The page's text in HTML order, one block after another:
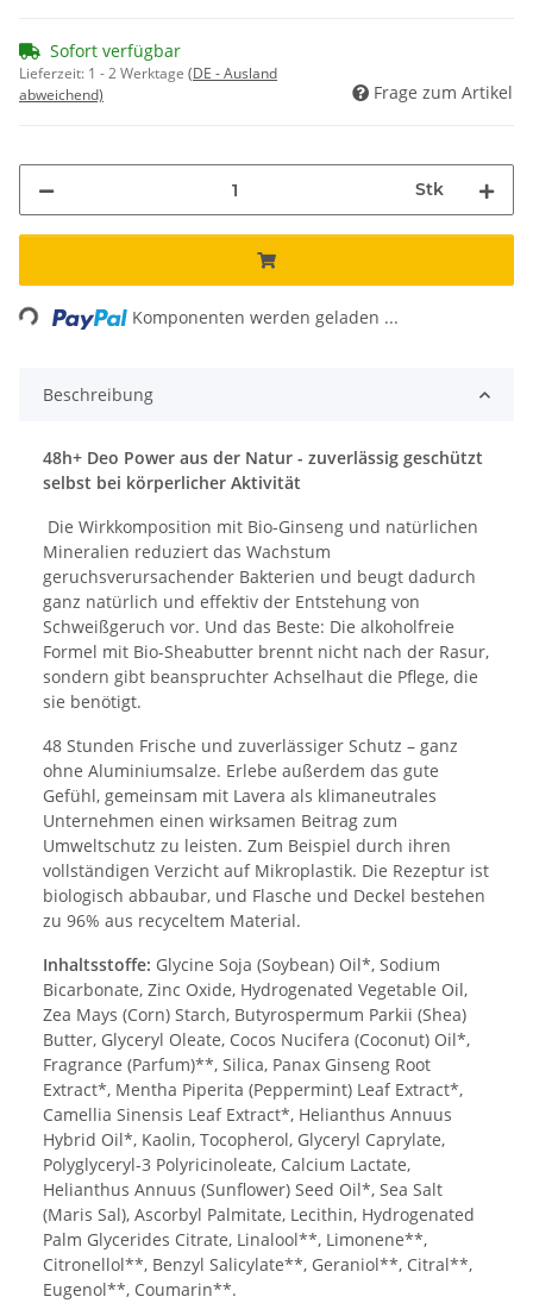
Sofort verfügbar
Lieferzeit: 1 - 2 Werktage (DE - Ausland
abweichend)
Frage zum Artikel
Stk
Loading... Komponenten werden geladen ...
Beschreibung
48h+ Deo Power aus der Natur - zuverlässig geschützt
selbst bei körperlicher Aktivität
Die Wirkkomposition mit Bio-Ginseng und natürlichen
Mineralien reduziert das Wachstum
geruchsverursachender Bakterien und beugt dadurch
ganz natürlich und effektiv der Entstehung von
Schweißgeruch vor. Und das Beste: Die alkoholfreie
Formel mit Bio-Sheabutter brennt nicht nach der Rasur,
sondern gibt beanspruchter Achselhaut die Pflege, die
sie benötigt.
48 Stunden Frische und zuverlässiger Schutz – ganz
ohne Aluminiumsalze. Erlebe außerdem das gute
Gefühl, gemeinsam mit Lavera als klimaneutrales
Unternehmen einen wirksamen Beitrag zum
Umweltschutz zu leisten. Zum Beispiel durch ihren
vollständigen Verzicht auf Mikroplastik. Die Rezeptur ist
biologisch abbaubar, und Flasche und Deckel bestehen
zu 96% aus recyceltem Material.
Inhaltsstoffe: Glycine Soja (Soybean) Oil*, Sodium
Bicarbonate, Zinc Oxide, Hydrogenated Vegetable Oil,
Zea Mays (Corn) Starch, Butyrospermum Parkii (Shea)
Butter, Glyceryl Oleate, Cocos Nucifera (Coconut) Oil*,
Fragrance (Parfum)**, Silica, Panax Ginseng Root
Extract*, Mentha Piperita (Peppermint) Leaf Extract*,
Camellia Sinensis Leaf Extract*, Helianthus Annuus
Hybrid Oil*, Kaolin, Tocopherol, Glyceryl Caprylate,
Polyglyceryl-3 Polyricinoleate, Calcium Lactate,
Helianthus Annuus (Sunflower) Seed Oil*, Sea Salt
(Maris Sal), Ascorbyl Palmitate, Lecithin, Hydrogenated
Palm Glycerides Citrate, Linalool**, Limonene**,
Citronellol**, Benzyl Salicylate**, Geraniol**, Citral**,
Eugenol**, Coumarin**.